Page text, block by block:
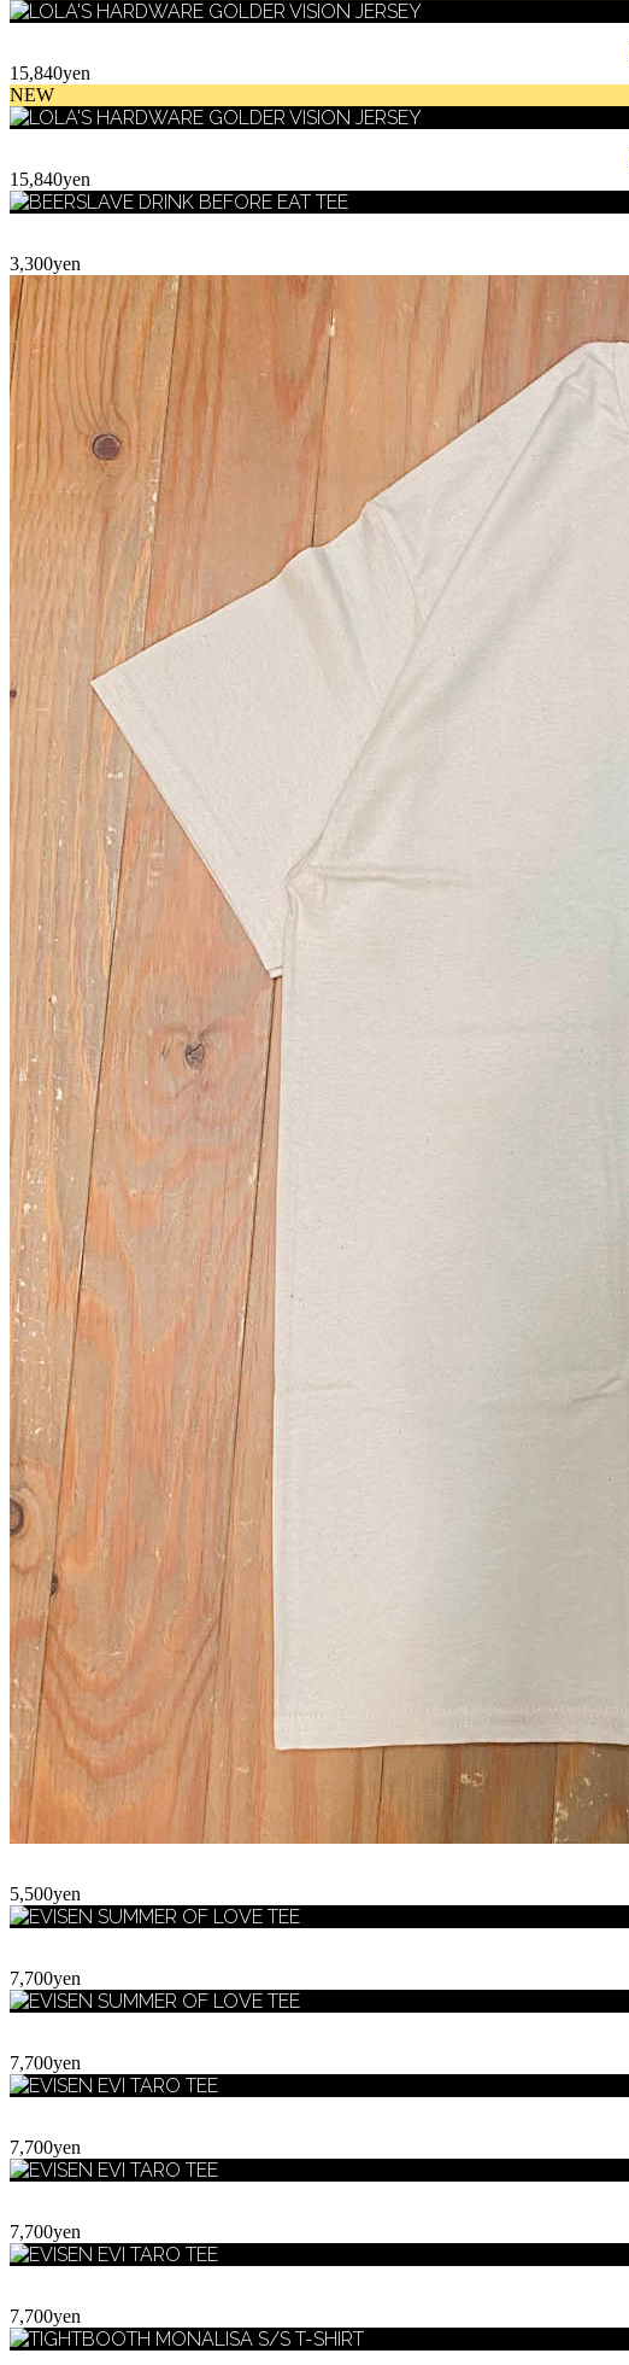
15,840yen
NEW
15,840yen
3,300yen
5,500yen
7,700yen
7,700yen
7,700yen
7,700yen
7,700yen